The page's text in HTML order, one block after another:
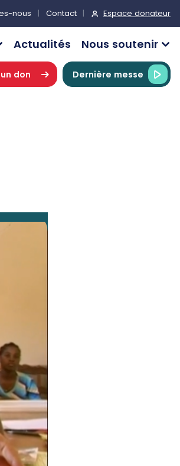
nous Contact Espace donateur
Actualités Nous soutenir
don Dernière messe